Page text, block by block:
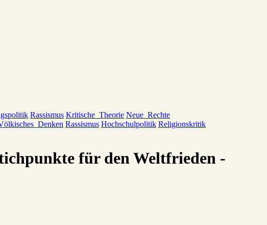
Rassismus Kritische_Theorie Neue_Rechte
Rassismus Hochschulpolitik Religionskritik
für den Weltfrieden -